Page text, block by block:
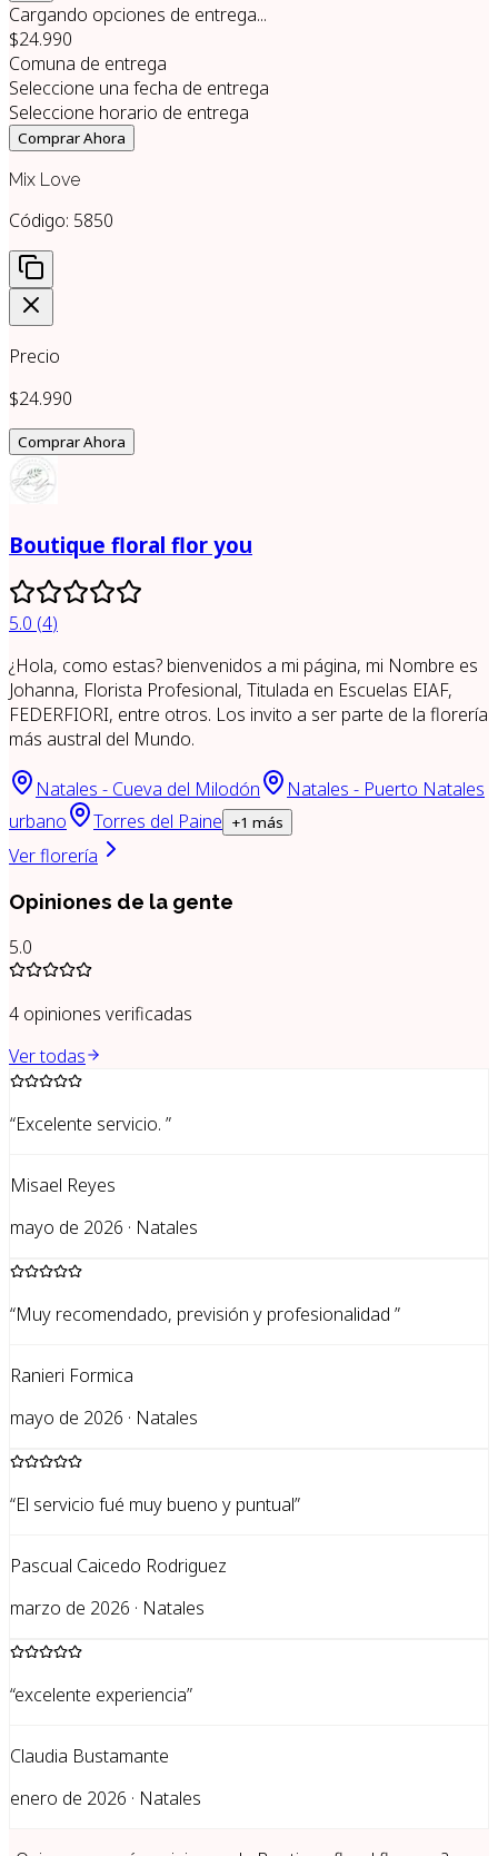
Cargando opciones de entrega...
$24.990
Comuna de entrega
Seleccione una fecha de entrega
Seleccione horario de entrega
Comprar Ahora
Mix Love
Código: 5850
Precio
$24.990
Comprar Ahora
Boutique floral flor you
5.0 (4)
¿Hola, como estas? bienvenidos a mi página, mi Nombre es
Johanna, Florista Profesional, Titulada en Escuelas EIAF,
FEDERFIORI, entre otros. Los invito a ser parte de la florería
más austral del Mundo.
Natales - Cueva del Milodón
Natales - Puerto Natales
urbano
Torres del Paine +1 más
Ver florería
Opiniones de la gente
5.0
4 opiniones verificadas
Ver todas
“Excelente servicio. ”
Misael Reyes
mayo de 2026 · Natales
“Muy recomendado, previsión y profesionalidad ”
Ranieri Formica
mayo de 2026 · Natales
“El servicio fué muy bueno y puntual”
Pascual Caicedo Rodriguez
marzo de 2026 · Natales
“excelente experiencia”
Claudia Bustamante
enero de 2026 · Natales